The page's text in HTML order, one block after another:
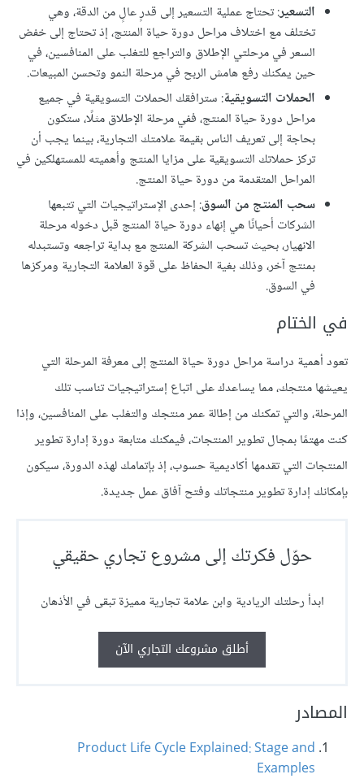
التسعير: تحتاج عملية التسعير إلى قدرٍ عالٍ من الدقة، وهي
تختلف مع اختلاف مراحل دورة حياة المنتج، إذ تحتاج إلى خفض
السعر في مرحلتي الإطلاق والتراجع للتغلب على المنافسين، في
حين يمكنك رفع هامش الربح في مرحلة النمو وتحسن المبيعات.
الحملات التسويقية: سترافقك الحملات التسويقية في جميع
مراحل دورة حياة المنتج، ففي مرحلة الإطلاق مثلًا، ستكون
بحاجة إلى تعريف الناس بقيمة علامتك التجارية، بينما يجب أن
تركز حملاتك التسويقية على مزايا المنتج وأهميته للمستهلكين في
المراحل المتقدمة من دورة حياة المنتج.
سحب المنتج من السوق: إحدى الإستراتيجيات التي تتبعها
الشركات أحيانًا هي إنهاء دورة حياة المنتج قبل دخوله مرحلة
الانهيار، بحيث تسحب الشركة المنتج مع بداية تراجعه وتستبدله
بمنتج آخر، وذلك بغية الحفاظ على قوة العلامة التجارية ومركزها
في السوق.
في الختام
تعود أهمية دراسة مراحل دورة حياة المنتج إلى معرفة المرحلة التي
يعيشها منتجك، مما يساعدك على اتباع إستراتيجيات تناسب تلك
المرحلة، والتي تمكنك من إطالة عمر منتجك والتغلب على المنافسين، وإذا
كنت مهتمًا بمجال تطوير المنتجات، فيمكنك متابعة دورة إدارة تطوير
المنتجات التي تقدمها أكاديمية حسوب، إذ بإتمامك لهذه الدورة، سيكون
بإمكانك إدارة تطوير منتجاتك وفتح آفاق عمل جديدة.
حوّل فكرتك إلى مشروع تجاري حقيقي
ابدأ رحلتك الريادية وابن علامة تجارية مميزة تبقى في الأذهان
أطلق مشروعك التجاري الآن
المصادر
Product Life Cycle Explained: Stage and
Examples